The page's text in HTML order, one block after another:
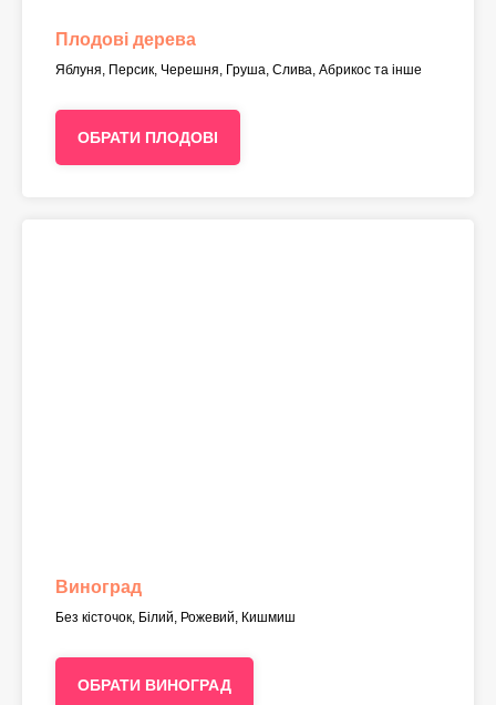
Плодові дерева
Яблуня, Персик, Черешня, Груша, Слива, Абрикос та інше
ОБРАТИ ПЛОДОВІ
Виноград
Без кісточок, Білий, Рожевий, Кишмиш
ОБРАТИ ВИНОГРАД